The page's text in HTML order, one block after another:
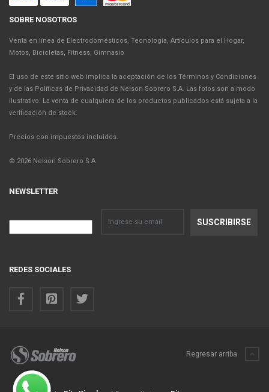
SOBRE NOSOTROS
Venta en línea de Electrodomésticos, Tecnología, Artículos para el Hogar,
Motos, Bicicletas, Fitness, Gimnasio
El uso de este sitio web implica la aceptación de los Términos y Condiciones
y de las Políticas de Privacidad de Nelson Sobrero S.A. Las fotos son a modo
ilustrativo. La venta de cualquiera de los productos publicados está sujeta a la
verificación de stock.
Precios con impuestos incluidos.
© 2026 Nelson Sobrero S.A
NEWSLETTER
REDES SOCIALES
Regresar arriba